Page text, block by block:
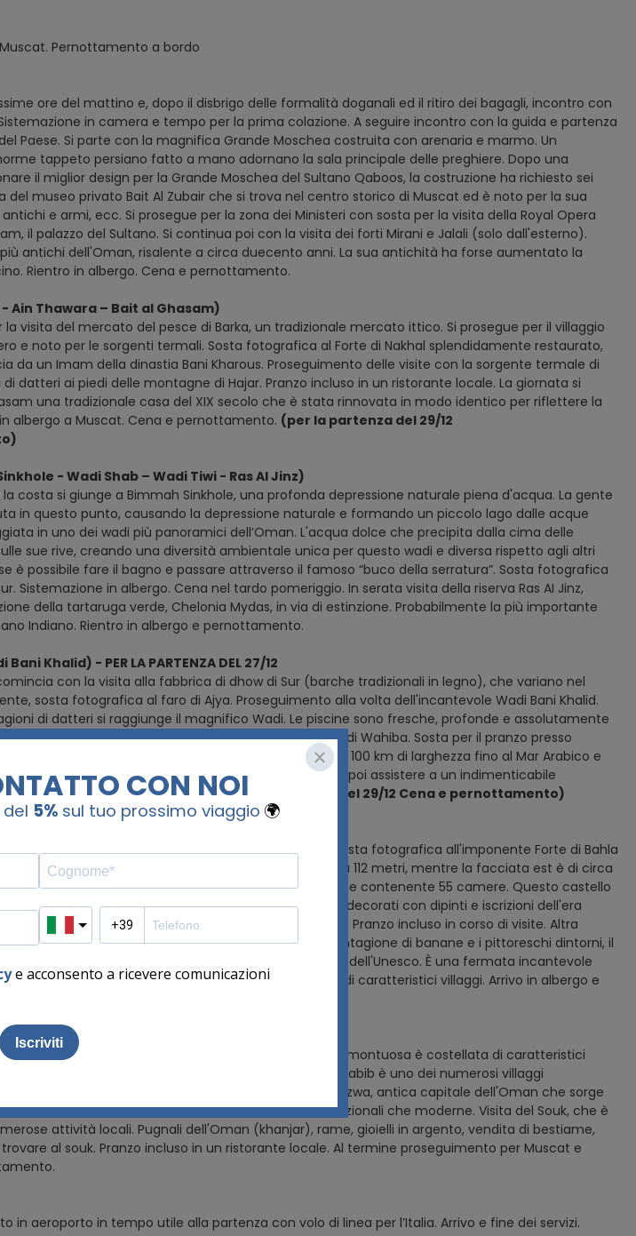
Pernottamento a bordo
ore del mattino e, dopo il disbrigo delle formalità doganali ed il ritiro dei bagagli, incontro con
in camera e tempo per la prima colazione. A seguire incontro con la guida e partenza
Paese. Si parte con la magnifica Grande Moschea costruita con arenaria e marmo. Un
tappeto persiano fatto a mano adornano la sala principale delle preghiere. Dopo una
il miglior design per la Grande Moschea del Sultano Qaboos, la costruzione ha richiesto sei
del museo privato Bait Al Zubair che si trova nel centro storico di Muscat ed è noto per la sua
e armi, ecc. Si prosegue per la zona dei Ministeri con sosta per la visita della Royal Opera
il palazzo del Sultano. Si continua poi con la visita dei forti Mirani e Jalali (solo dall'esterno).
antichi dell'Oman, risalente a circa duecento anni. La sua antichità ha forse aumentato la
Rientro in albergo. Cena e pernottamento.
Ain Thawara – Bait al Ghasam)
visita del mercato del pesce di Barka, un tradizionale mercato ittico. Si prosegue per il villaggio
e noto per le sorgenti termali. Sosta fotografica al Forte di Nakhal splendidamente restaurato,
da un Imam della dinastia Bani Kharous. Proseguimento delle visite con la sorgente termale di
datteri ai piedi delle montagne di Hajar. Pranzo incluso in un ristorante locale. La giornata si
una tradizionale casa del XIX secolo che è stata rinnovata in modo identico per riflettere la
albergo a Muscat. Cena e pernottamento. (per la partenza del 29/12
- Wadi Shab – Wadi Tiwi - Ras Al Jinz)
costa si giunge a Bimmah Sinkhole, una profonda depressione naturale piena d'acqua. La gente
in questo punto, causando la depressione naturale e formando un piccolo lago dalle acque
in uno dei wadi più panoramici dell’Oman. L'acqua dolce che precipita dalla cima delle
sue rive, creando una diversità ambientale unica per questo wadi e diversa rispetto agli altri
è possibile fare il bagno e passare attraverso il famoso “buco della serratura”. Sosta fotografica
Sistemazione in albergo. Cena nel tardo pomeriggio. In serata visita della riserva Ras AI Jinz,
della tartaruga verde, Chelonia Mydas, in via di estinzione. Probabilmente la più importante
Indiano. Rientro in albergo e pernottamento.
Khalid) - PER LA PARTENZA DEL 27/12
con la visita alla fabbrica di dhow di Sur (barche tradizionali in legno), che variano nel
sosta fotografica al faro di Ajya. Proseguimento alla volta dell'incantevole Wadi Bani Khalid.
di datteri si raggiunge il magnifico Wadi. Le piscine sono fresche, profonde e assolutamente
tra acque cristalline. Arrivo all'inizio del deserto di Wahiba. Sosta per il pranzo presso
Nel deserto le dune arrivano a 200 km di lunghezza e 100 km di larghezza fino al Mar Arabico e
vivrà una emozionante avventura tra le alte dune per poi assistere a un indimenticabile
di Capodanno e pernottamento.( per la partenza del 29/12 Cena e pernottamento)
lo Jebel Akhdar (montagna verde). Lungo il percorso sosta fotografica all'imponente Forte di Bahla
millennio AC. La lunghezza della facciata sud è di circa 112 metri, mentre la facciata est è di circa
grande edificio rettangolare composto da cinque piani e contenente 55 camere. Questo castello
che adornano le sue stanze. I soffitti del castello sono decorati con dipinti e iscrizioni dell'era
intagliate. Un Falaj attraversa il centro del castello. Pranzo incluso in corso di visite. Altra
famosi villaggi in rovina in Oman. Con una grande piantagione di banane e i pittoreschi dintorni, il
irrigazione Falaj elencato come patrimonio mondiale dell'Unesco. È una fermata incantevole
infine alla montagna di Jebel Akhdar costellata di caratteristici villaggi. Arrivo in albergo e
scoperta di Jebel Akhdar (montagna verde). La catena montuosa è costellata di caratteristici
costruito terrazzamenti per le coltivazioni. Wadi Bani Habib è uno dei numerosi villaggi
di Jebel Akhdar. Al termine partenza per la visita di Nizwa, antica capitale dell'Oman che sorge
costruzione abbraccia sia linee architettoniche tradizionali che moderne. Visita del Souk, che è
attività locali. Pugnali dell'Oman (khanjar), rame, gioielli in argento, vendita di bestiame,
al souk. Pranzo incluso in un ristorante locale. Al termine proseguimento per Muscat e
in aeroporto in tempo utile alla partenza con volo di linea per l’Italia. Arrivo e fine dei servizi.